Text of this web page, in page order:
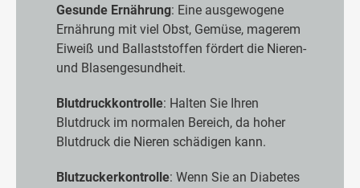
Gesunde Ernährung: Eine ausgewogene
Ernährung mit viel Obst, Gemüse, magerem
Eiweiß und Ballaststoffen fördert die Nieren-
und Blasengesundheit.
Blutdruckkontrolle: Halten Sie Ihren
Blutdruck im normalen Bereich, da hoher
Blutdruck die Nieren schädigen kann.
Blutzuckerkontrolle: Wenn Sie an Diabetes